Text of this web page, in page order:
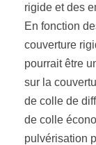
rigide et des
En fonction
couverture
pourrait être
sur la
de colle de
de colle
pulvérisation